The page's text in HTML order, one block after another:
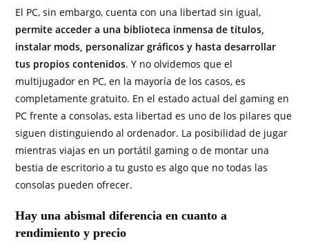
El PC, sin embargo, cuenta con una libertad sin igual,
permite acceder a una biblioteca inmensa de títulos,
instalar mods, personalizar gráficos y hasta desarrollar
tus propios contenidos. Y no olvidemos que el
multijugador en PC, en la mayoría de los casos, es
completamente gratuito. En el estado actual del gaming en
PC frente a consolas, esta libertad es uno de los pilares que
siguen distinguiendo al ordenador. La posibilidad de jugar
mientras viajas en un portátil gaming o de montar una
bestia de escritorio a tu gusto es algo que no todas las
consolas pueden ofrecer.
Hay una abismal diferencia en cuanto a
rendimiento y precio